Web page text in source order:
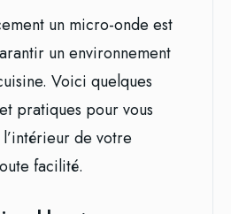
un micro-onde est
un environnement
Voici quelques
pratiques pour vous
de votre
facilité.